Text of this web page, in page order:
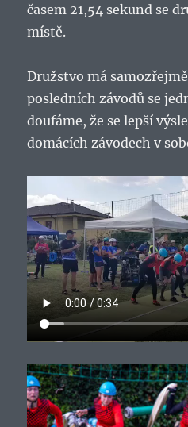
časem 21,54 sekund se
místě.
Družstvo má
posledních závodů se
doufáme, že se lepší
domácích závodech v